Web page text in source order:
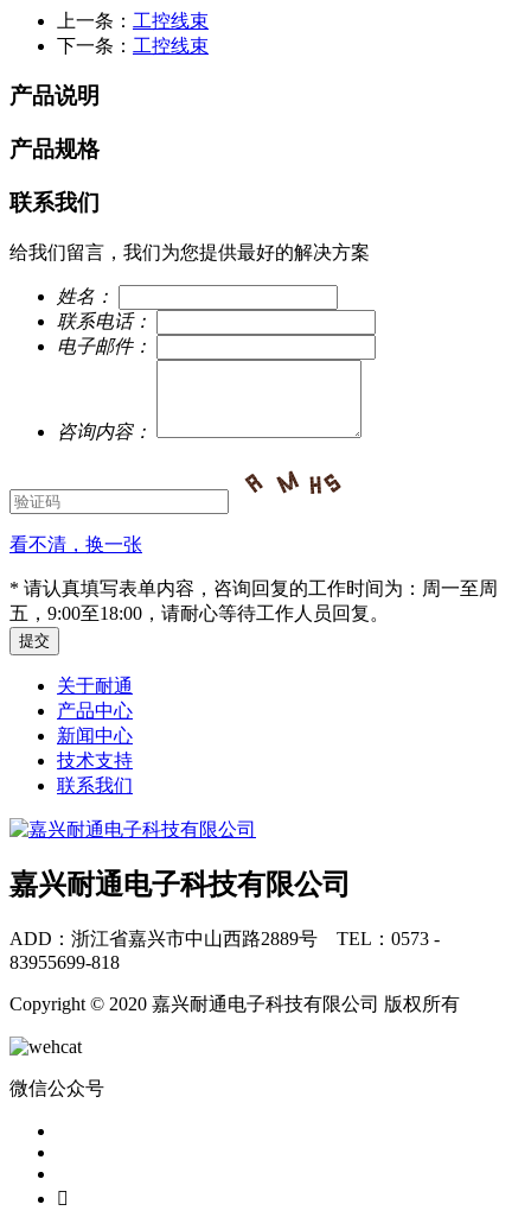
上一条： 工控线束
下一条： 工控线束
产品说明
产品规格
联系我们
给我们留言，我们为您提供最好的解决方案
姓名：
联系电话：
电子邮件：
咨询内容：
看不清，换一张
* 请认真填写表单内容，咨询回复的工作时间为：周一至周
五，9:00至18:00，请耐心等待工作人员回复。
关于耐通
产品中心
新闻中心
技术支持
联系我们
嘉兴耐通电子科技有限公司
ADD：浙江省嘉兴市中山西路2889号 TEL：0573 -
83955699-818
Copyright © 2020 嘉兴耐通电子科技有限公司 版权所有
微信公众号
